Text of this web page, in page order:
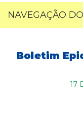
NAVEGAÇÃO
Boletim
17